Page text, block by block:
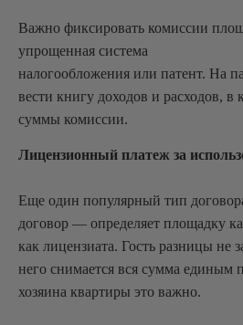
Важно фиксировать комиссии
упрощенная система
налогообложения или патент. На
вести книгу доходов и расходов,
суммы комиссии.
Лицензионный платеж за
Еще один популярный тип
договор — определяет площадку
как лицензиата. Гость разницы не
него снимается вся сумма единым
хозяина квартиры это важно.